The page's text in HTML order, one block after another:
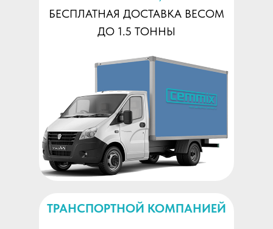
ТРАНСПОРТНОЙ КОМПАНИЕЙ
БЕСПЛАТНАЯ ДОСТАВКА ВЕСОМ
ДО 1.5 ТОННЫ